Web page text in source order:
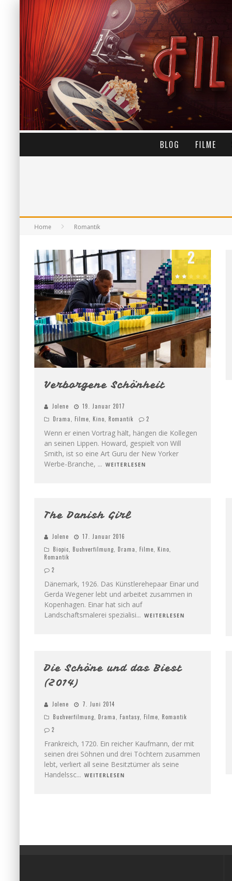
BLOG FILME
Home Romantik
2
Verborgene Schönheit
Jolene
19. Januar 2017
Drama
Filme Kino Romantik 2
Wenn er einen Vortrag hält, hängen die Kollegen
an seinen Lippen. Howard, gespielt von Will
Smith, ist so eine Art Guru der New Yorker
Werbe-Branche, ... WEITERLESEN
The Danish Girl
Jolene
17. Januar 2016
Biopic Buchverfilmung Drama Filme Kino
Romantik
2
Dänemark, 1926. Das Künstlerehepaar Einar und
Gerda Wegener lebt und arbeitet zusammen in
Kopenhagen. Einar hat sich auf
Landschaftsmalerei spezialisi... WEITERLESEN
Die Schöne und das Biest
(2014)
Jolene
7. Juni 2014
Buchverfilmung Drama Fantasy Filme Romantik
2
Frankreich, 1720. Ein reicher Kaufmann, der mit
seinen drei Söhnen und drei Töchtern zusammen
lebt, verliert all seine Besitztümer als seine
Handelssc... WEITERLESEN